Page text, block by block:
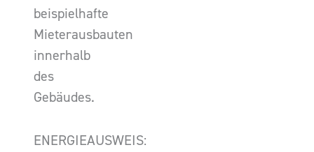
beispielhafte
Mieterausbauten
innerhalb
des
Gebäudes.
ENERGIEAUSWEIS: